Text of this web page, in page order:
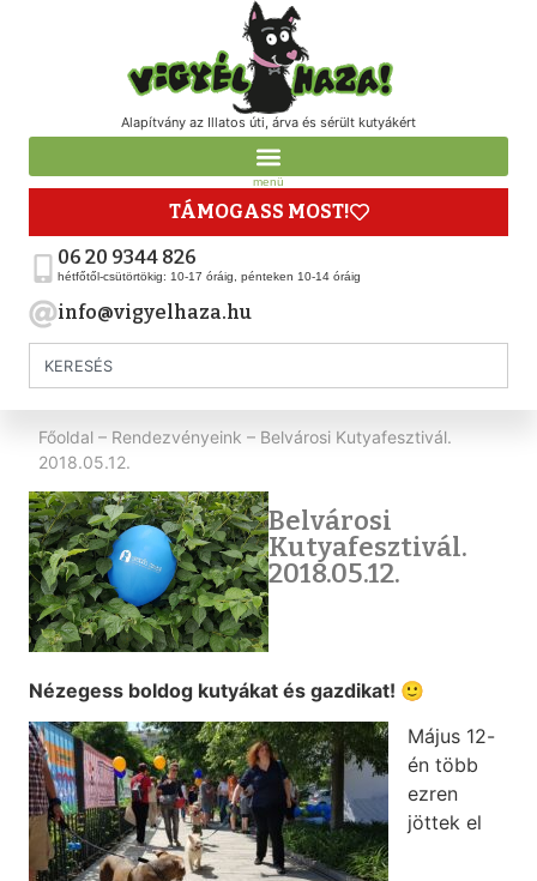
Alapítvány az Illatos úti, árva és sérült kutyákért
menü
TÁMOGASS MOST!
06 20 9344 826
hétfőtől-csütörtökig: 10-17 óráig, pénteken 10-14 óráig
info@vigyelhaza.hu
Főoldal – Rendezvényeink – Belvárosi Kutyafesztivál.
2018.05.12.
Belvárosi
Kutyafesztivál.
2018.05.12.
Nézegess boldog kutyákat és gazdikat! 🙂
Május 12-
én több
ezren
jöttek el